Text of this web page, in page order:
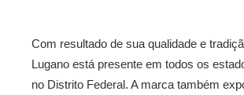
Com resultado de sua qualidade e
Lugano está presente em todos os
no Distrito Federal. A marca também